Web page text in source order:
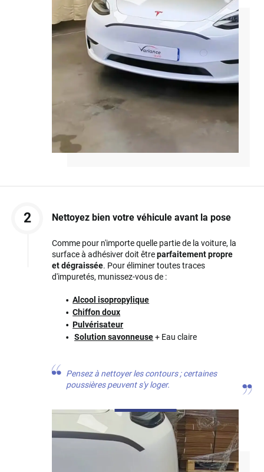
2 Nettoyez bien votre véhicule avant la pose
Comme pour n'importe quelle partie de la voiture, la
surface à adhésiver doit êtreparfaitement propre
et dégraissée. Pour éliminer toutes traces
d'impuretés, munissez-vous de :
Alcool isopropylique
Chiffon doux
Pulvérisateur
Solution savonneuse+ Eau claire
Pensez à nettoyer les contours ; certaines
poussières peuvent s'y loger.